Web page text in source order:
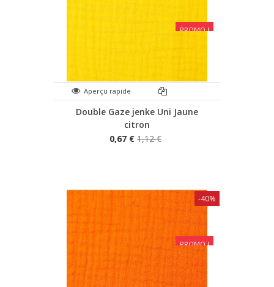
PROMO !
Aperçu rapide
Double Gaze jenke Uni Jaune
citron
0,67 € 1,12 €
PROMO !
-40%